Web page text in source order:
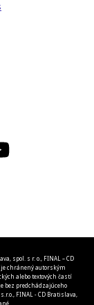
spol. s r. o., FINAL – CD
chránený autorským
alebo textových častí
bez predchádzajúceho
FINAL - CD Bratislava,